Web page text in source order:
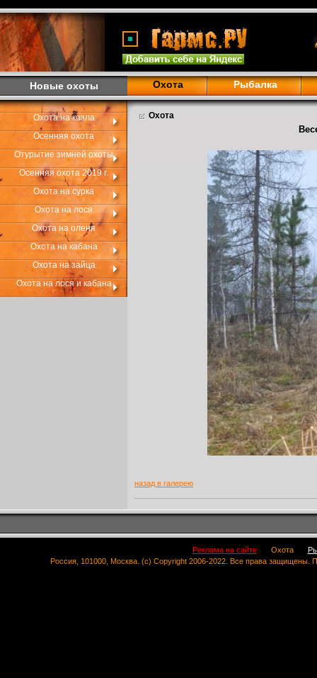
Новые охоты Охота Рыбалка
Охота на козла
Осенняя охота
Отурытие зимней охоты
Осенняя охота 2019 г.
Охота на сурка
Охота на лося
Охота на оленя
Охота на кабана
Охота на зайца
Охота на лося и кабана
Охота
назад в галерею
Реклама на сайте Охота
Россия, 101000, Москва. (c) Copyright 2006-2022. Все права защищены.